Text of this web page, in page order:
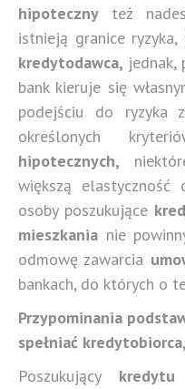
hipoteczny też
istnieją granice
kredytodawca, jednak,
bank kieruje się
podejściu do ryzyka
określonych
hipotecznych,
większą elastyczność
osoby poszukujące
mieszkania nie
odmowę zawarcia
bankach, do których o
Przypominania
spełniać
Poszukujący